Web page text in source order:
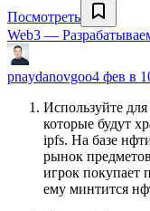
Посмотреть
Web3 —
pnaydanovgoo4 фев в
Используйте
которые будут
ipfs. На базе
рынок
игрок покупает
ему минтится